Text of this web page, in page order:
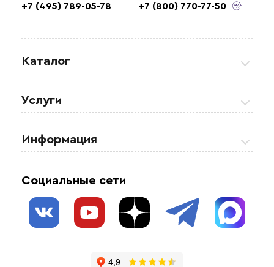
+7 (495) 789-05-78 +7 (800) 770-77-50
Каталог
Регулирующая аппаратура
Взрывозащищенное оборудование
Системы защиты от протечки
Услуги
Обогрев резервуаров
Обогрев трубопроводов
Информация
Блог
Социальные сети